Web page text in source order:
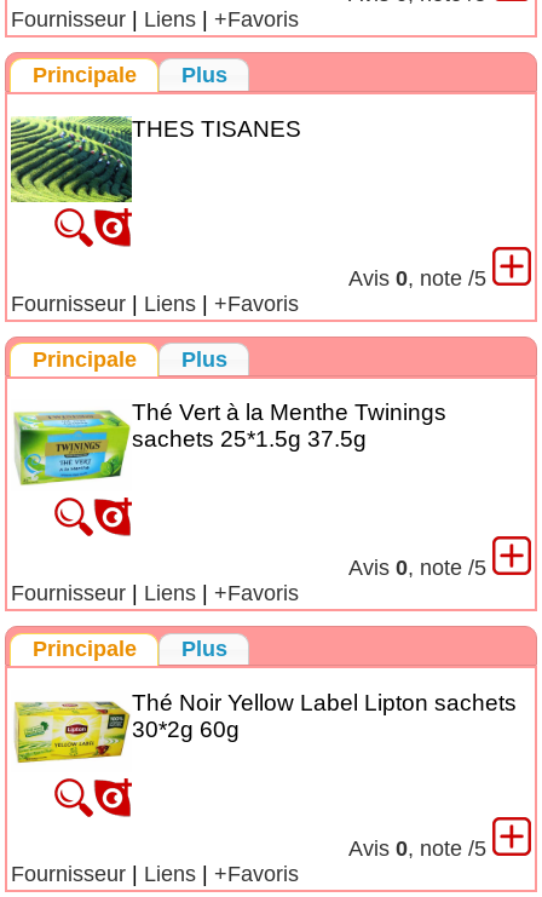
Fournisseur | Liens |+Favoris
Principale Plus
THES TISANES
Avis 0, note /5
Fournisseur | Liens |+Favoris
Principale Plus
Thé Vert à la Menthe Twinings
sachets 25*1.5g 37.5g
Avis 0, note /5
Fournisseur
Liens |+Favoris
Principale Plus
Thé Noir Yellow Label Lipton sachets
30*2g 60g
Avis 0, note /5
Fournisseur | Liens |+Favoris